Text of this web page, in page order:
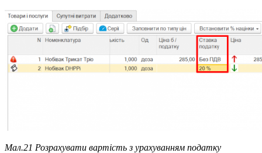
Мал.21 Розрахувати вартість з урахуванням податку